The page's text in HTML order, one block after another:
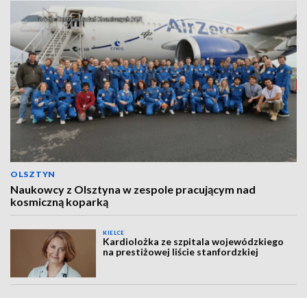
OLSZTYN
Naukowcy z Olsztyna w zespole pracującym nad
kosmiczną koparką
KIELCE
Kardiolożka ze szpitala wojewódzkiego
na prestiżowej liście stanfordzkiej